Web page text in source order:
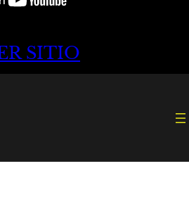
SITIO